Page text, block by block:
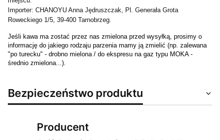
Importer: CHANOYU Anna Jędruszczak, Pl. Generała Grota
Roweckiego 1/5, 39-400 Tarnobrzeg.
Jeśli kawa ma zostać przez nas zmielona przed wysyłką, prosimy o
informację do jakiego rodzaju parzenia mamy ją zmielić (np. zalewana
"po turecku" - drobno mielona / do ekspresu na gaz typu MOKA -
średnio zmielona...).
Bezpieczeństwo produktu
Producent